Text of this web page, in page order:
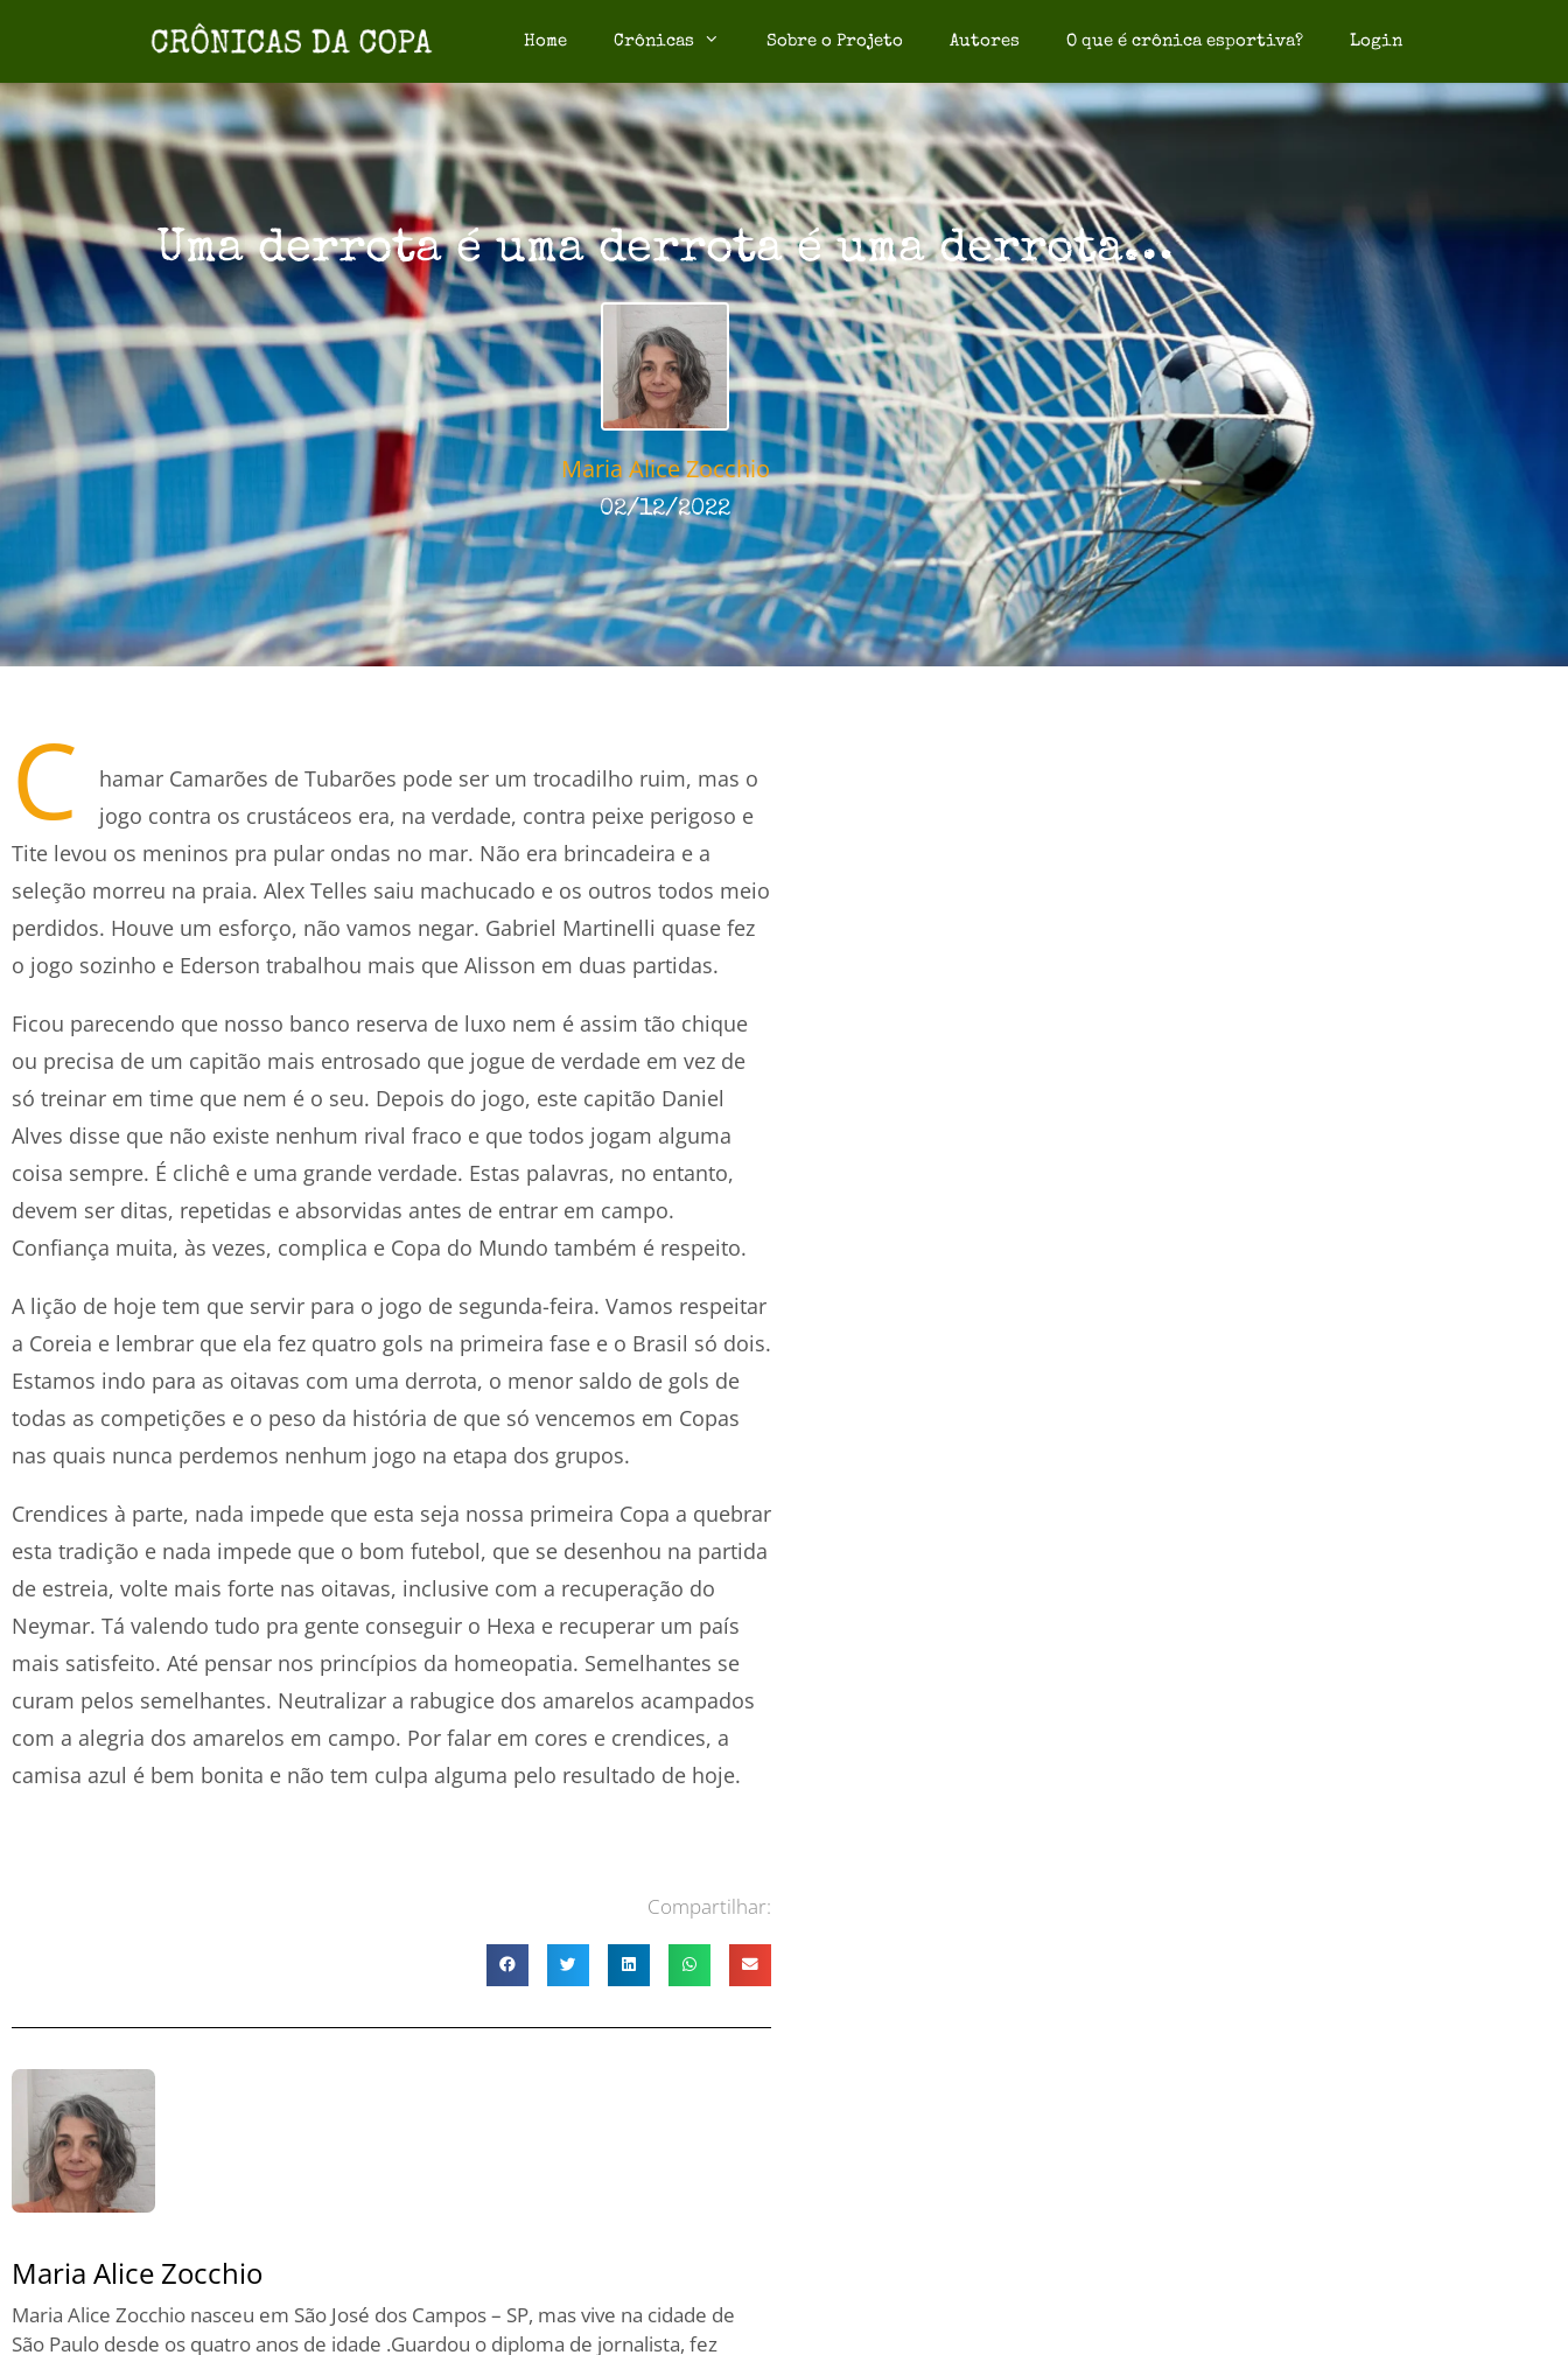
Home Crônicas Sobre o Projeto Autores O que é crônica esportiva? Login
Uma derrota é uma derrota é uma derrota…
Maria Alice Zocchio
02/12/2022
C
hamar Camarões de Tubarões pode ser um trocadilho ruim, mas o
jogo contra os crustáceos era, na verdade, contra peixe perigoso e
Tite levou os meninos pra pular ondas no mar. Não era brincadeira e a
seleção morreu na praia. Alex Telles saiu machucado e os outros todos meio
perdidos. Houve um esforço, não vamos negar. Gabriel Martinelli quase fez
o jogo sozinho e Ederson trabalhou mais que Alisson em duas partidas.
Ficou parecendo que nosso banco reserva de luxo nem é assim tão chique
ou precisa de um capitão mais entrosado que jogue de verdade em vez de
só treinar em time que nem é o seu. Depois do jogo, este capitão Daniel
Alves disse que não existe nenhum rival fraco e que todos jogam alguma
coisa sempre. É clichê e uma grande verdade. Estas palavras, no entanto,
devem ser ditas, repetidas e absorvidas antes de entrar em campo.
Confiança muita, às vezes, complica e Copa do Mundo também é respeito.
A lição de hoje tem que servir para o jogo de segunda-feira. Vamos respeitar
a Coreia e lembrar que ela fez quatro gols na primeira fase e o Brasil só dois.
Estamos indo para as oitavas com uma derrota, o menor saldo de gols de
todas as competições e o peso da história de que só vencemos em Copas
nas quais nunca perdemos nenhum jogo na etapa dos grupos.
Crendices à parte, nada impede que esta seja nossa primeira Copa a quebrar
esta tradição e nada impede que o bom futebol, que se desenhou na partida
de estreia, volte mais forte nas oitavas, inclusive com a recuperação do
Neymar. Tá valendo tudo pra gente conseguir o Hexa e recuperar um país
mais satisfeito. Até pensar nos princípios da homeopatia. Semelhantes se
curam pelos semelhantes. Neutralizar a rabugice dos amarelos acampados
com a alegria dos amarelos em campo. Por falar em cores e crendices, a
camisa azul é bem bonita e não tem culpa alguma pelo resultado de hoje.
Compartilhar:
Maria Alice Zocchio
Maria Alice Zocchio nasceu em São José dos Campos – SP, mas vive na cidade de
São Paulo desde os quatro anos de idade .Guardou o diploma de jornalista, fez